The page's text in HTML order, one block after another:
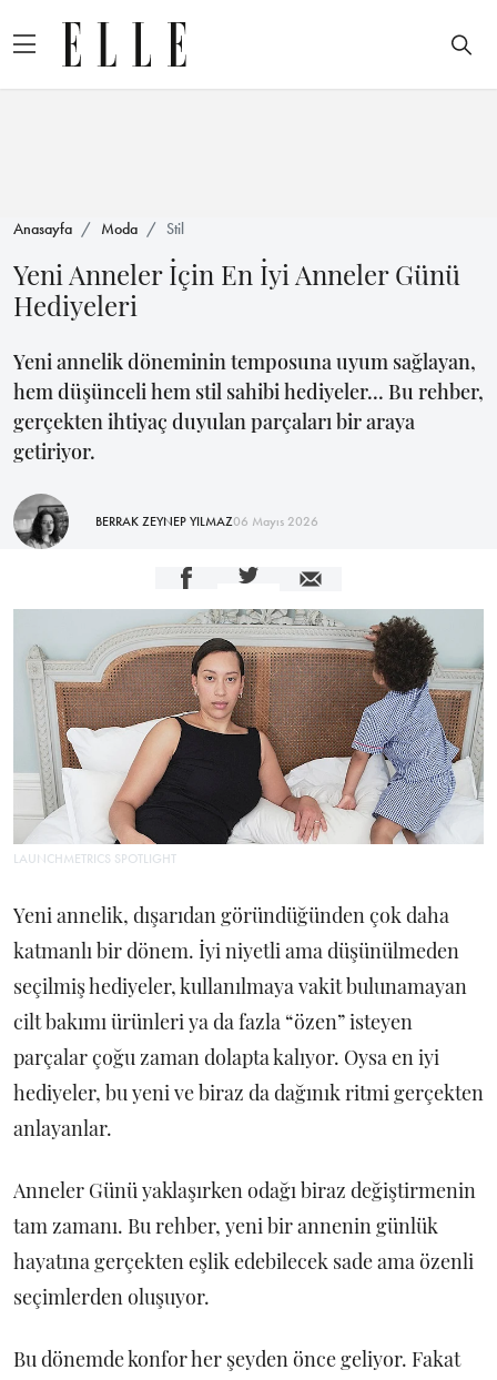
Anasayfa Moda Stil
Yeni Anneler İçin En İyi Anneler Günü
Hediyeleri
Yeni annelik döneminin temposuna uyum sağlayan,
hem düşünceli hem stil sahibi hediyeler... Bu rehber,
gerçekten ihtiyaç duyulan parçaları bir araya
getiriyor.
BERRAK ZEYNEP YILMAZ06 Mayıs 2026
LAUNCHMETRICS SPOTLIGHT
Yeni annelik, dışarıdan göründüğünden çok daha
katmanlı bir dönem. İyi niyetli ama düşünülmeden
seçilmiş hediyeler, kullanılmaya vakit bulunamayan
cilt bakımı ürünleri ya da fazla “özen” isteyen
parçalar çoğu zaman dolapta kalıyor. Oysa en iyi
hediyeler, bu yeni ve biraz da dağınık ritmi gerçekten
anlayanlar.
Anneler Günü yaklaşırken odağı biraz değiştirmenin
tam zamanı. Bu rehber, yeni bir annenin günlük
hayatına gerçekten eşlik edebilecek sade ama özenli
seçimlerden oluşuyor.
Bu dönemde konfor her şeyden önce geliyor. Fakat